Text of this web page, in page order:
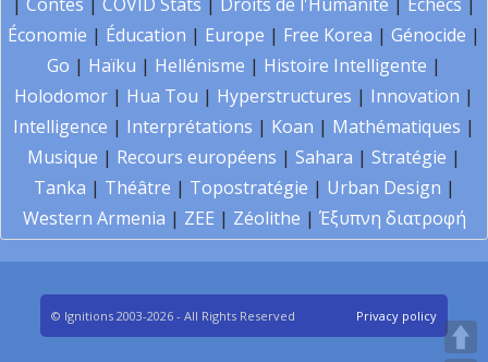
Économie | Éducation | Europe | Free Korea | Génocide |
Go | Haïku | Hellénisme | Histoire Intelligente |
Holodomor | Hua Tou | Hyperstructures | Innovation |
Intelligence | Interprétations | Koan | Mathématiques |
Musique | Recours européens | Sahara | Stratégie |
Tanka | Théâtre | Topostratégie | Urban Design |
Western Armenia | ZEE | Zéolithe | Έξυπνη διατροφή
© Ignitions 2003-2026 - All Rights Reserved Privacy policy